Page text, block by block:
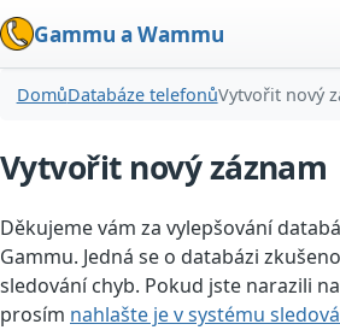
Gammu a Wammu
DomůDatabáze telefonůVytvořit nový
Vytvořit nový záznam
Děkujeme vám za vylepšování
Gammu. Jedná se o databázi
sledování chyb. Pokud jste narazili
prosím nahlašte je v systému